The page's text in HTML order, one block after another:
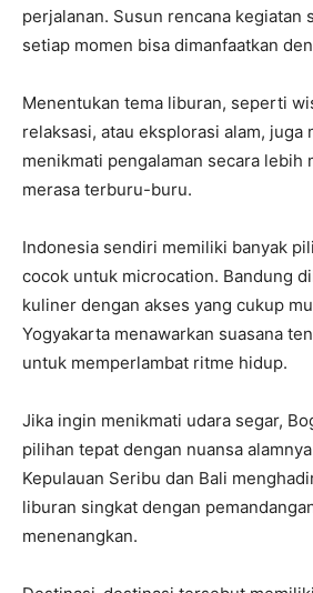
perjalanan. Susun rencana kegiatan
setiap momen bisa dimanfaatkan
Menentukan tema liburan, seperti
relaksasi, atau eksplorasi alam, juga
menikmati pengalaman secara lebih
merasa terburu-buru.
Indonesia sendiri memiliki banyak
cocok untuk microcation. Bandung
kuliner dengan akses yang cukup
Yogyakarta menawarkan suasana
untuk memperlambat ritme hidup.
Jika ingin menikmati udara segar,
pilihan tepat dengan nuansa
Kepulauan Seribu dan Bali
liburan singkat dengan
menenangkan.